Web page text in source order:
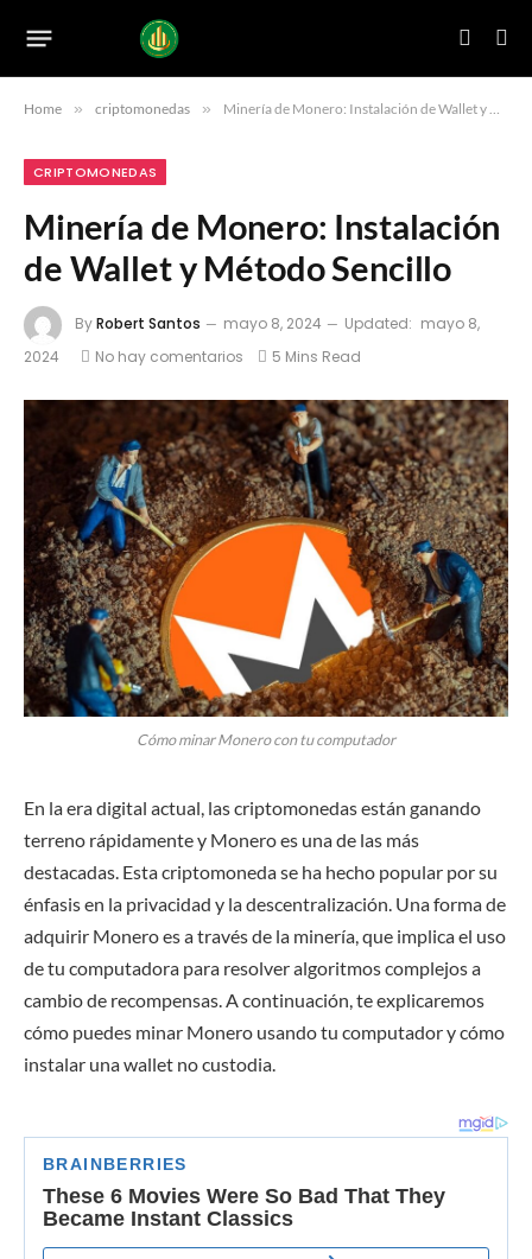
Home » criptomonedas » Minería de Monero: Instalación de Wallet y Método Sencillo
CRIPTOMONEDAS
Minería de Monero: Instalación
de Wallet y Método Sencillo
ByRobert Santos mayo 8, 2024 Updated: mayo 8,
2024
No hay comentarios 5 Mins Read
Cómo minar Monero con tu computador
En la era digital actual, las criptomonedas están ganando
terreno rápidamente y Monero es una de las más
destacadas. Esta criptomoneda se ha hecho popular por su
énfasis en la privacidad y la descentralización. Una forma de
adquirir Monero es a través de la minería, que implica el uso
de tu computadora para resolver algoritmos complejos a
cambio de recompensas. A continuación, te explicaremos
cómo puedes minar Monero usando tu computador y cómo
instalar una wallet no custodia.